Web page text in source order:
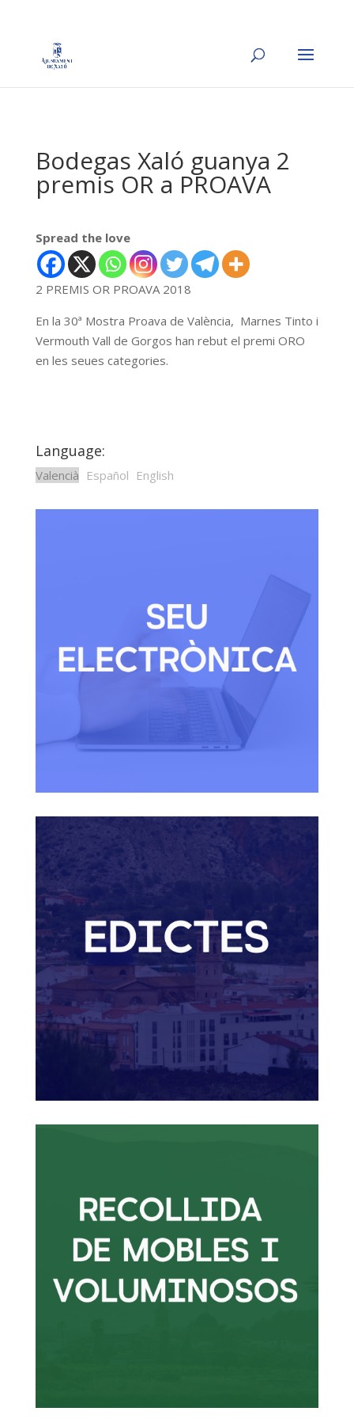
Bodegas Xaló guanya 2
premis OR a PROAVA
Spread the love
2 PREMIS OR PROAVA 2018
En la 30ª Mostra Proava de València, Marnes Tinto i
Vermouth Vall de Gorgos han rebut el premi ORO
en les seues categories.
Language:
Valencià Español English